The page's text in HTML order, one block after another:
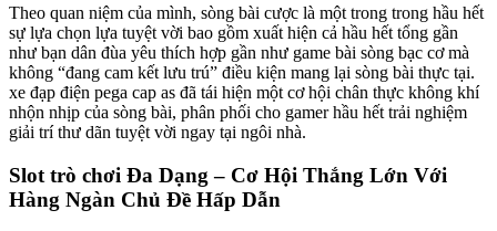
Theo quan niệm của mình, sòng bài cược là một trong trong hầu hết
sự lựa chọn lựa tuyệt vời bao gồm xuất hiện cả hầu hết tổng gần
như bạn dân đùa yêu thích hợp gần như game bài sòng bạc cơ mà
không “đang cam kết lưu trú” điều kiện mang lại sòng bài thực tại.
xe đạp điện pega cap as đã tái hiện một cơ hội chân thực không khí
nhộn nhịp của sòng bài, phân phối cho gamer hầu hết trải nghiệm
giải trí thư dãn tuyệt vời ngay tại ngôi nhà.
Slot trò chơi Đa Dạng – Cơ Hội Thắng Lớn Với
Hàng Ngàn Chủ Đề Hấp Dẫn